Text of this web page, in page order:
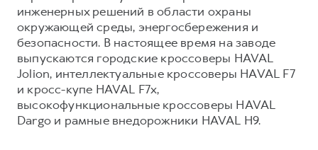
инженерных решений в области охраны
окружающей среды, энергосбережения и
безопасности. В настоящее время на заводе
выпускаются городские кроссоверы HAVAL
Jolion, интеллектуальные кроссоверы HAVAL F7
и кросс-купе HAVAL F7x,
высокофункциональные кроссоверы HAVAL
Dargo и рамные внедорожники HAVAL H9.